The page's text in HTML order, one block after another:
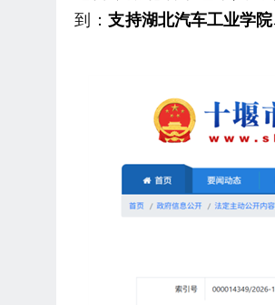
到：支持湖北汽车工业学